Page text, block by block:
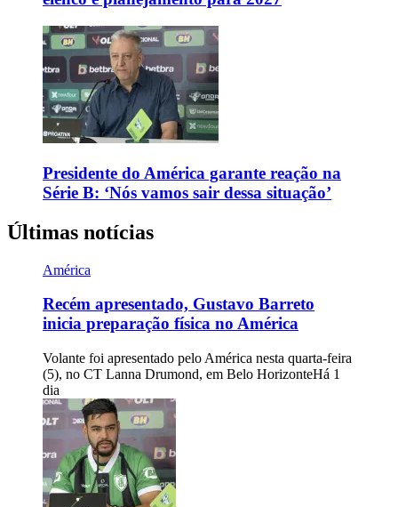
Presidente do América garante reação na
Série B: ‘Nós vamos sair dessa situação’
Últimas notícias
América
Recém apresentado, Gustavo Barreto
inicia preparação física no América
Volante foi apresentado pelo América nesta quarta-feira
(5), no CT Lanna Drumond, em Belo HorizonteHá 1
dia